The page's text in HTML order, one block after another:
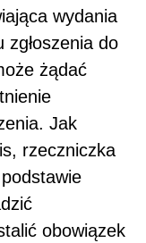
wydania
do
żądać
Jak
rzeczniczka
obowiązek